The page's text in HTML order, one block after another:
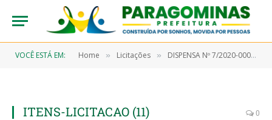
VOCÊ ESTÁ EM: Home » Licitações » DISPENSA Nº 7/2020-00033 (Aquisição de material farmacológico)
ITENS-LICITACAO (11) 0